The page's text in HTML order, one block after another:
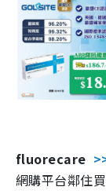
fluorecare
網購平台鄰住